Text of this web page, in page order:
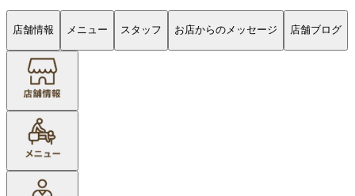
店舗情報 メニュー スタッフ お店からのメッセージ 店舗ブログ